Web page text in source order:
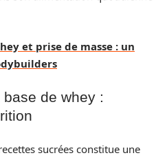
et prise de masse : un
de whey :
sucrées constitue une